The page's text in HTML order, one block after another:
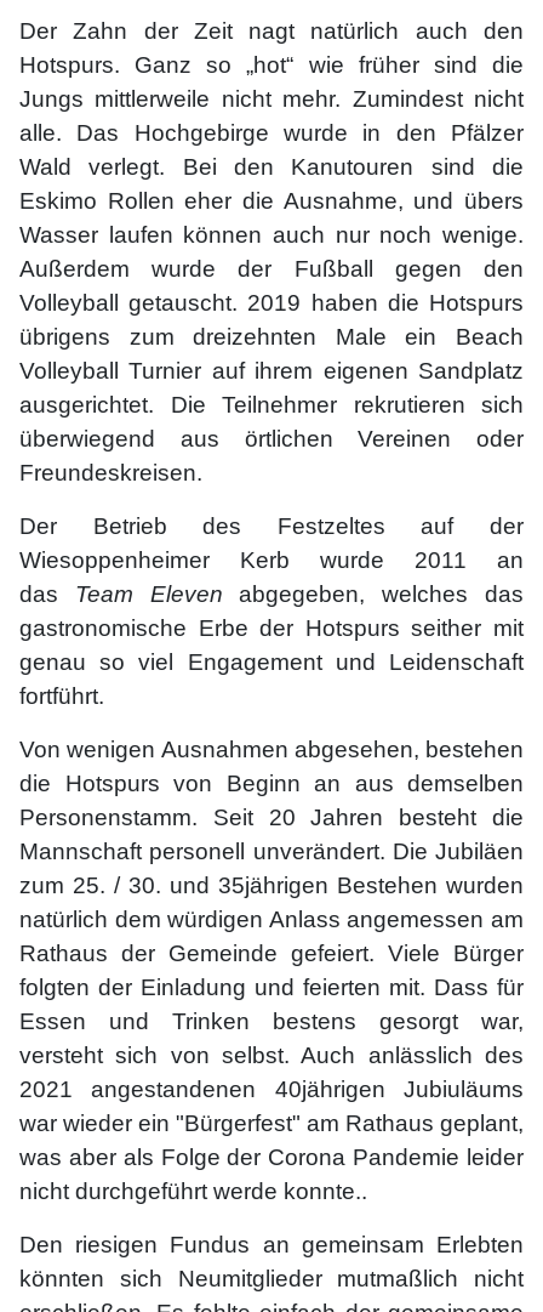
Der Zahn der Zeit nagt natürlich auch den
Hotspurs. Ganz so „hot“ wie früher sind die
Jungs mittlerweile nicht mehr. Zumindest nicht
alle. Das Hochgebirge wurde in den Pfälzer
Wald verlegt. Bei den Kanutouren sind die
Eskimo Rollen eher die Ausnahme, und übers
Wasser laufen können auch nur noch wenige.
Außerdem wurde der Fußball gegen den
Volleyball getauscht. 2019 haben die Hotspurs
übrigens zum dreizehnten Male ein Beach
Volleyball Turnier auf ihrem eigenen Sandplatz
ausgerichtet. Die Teilnehmer rekrutieren sich
überwiegend aus örtlichen Vereinen oder
Freundeskreisen.
Der Betrieb des Festzeltes auf der
Wiesoppenheimer Kerb wurde 2011 an
das Team Eleven abgegeben, welches das
gastronomische Erbe der Hotspurs seither mit
genau so viel Engagement und Leidenschaft
fortführt.
Von wenigen Ausnahmen abgesehen, bestehen
die Hotspurs von Beginn an aus demselben
Personenstamm. Seit 20 Jahren besteht die
Mannschaft personell unverändert. Die Jubiläen
zum 25. / 30. und 35jährigen Bestehen wurden
natürlich dem würdigen Anlass angemessen am
Rathaus der Gemeinde gefeiert. Viele Bürger
folgten der Einladung und feierten mit. Dass für
Essen und Trinken bestens gesorgt war,
versteht sich von selbst. Auch anlässlich des
2021 angestandenen 40jährigen Jubiuläums
war wieder ein "Bürgerfest" am Rathaus geplant,
was aber als Folge der Corona Pandemie leider
nicht durchgeführt werde konnte..
Den riesigen Fundus an gemeinsam Erlebten
könnten sich Neumitglieder mutmaßlich nicht